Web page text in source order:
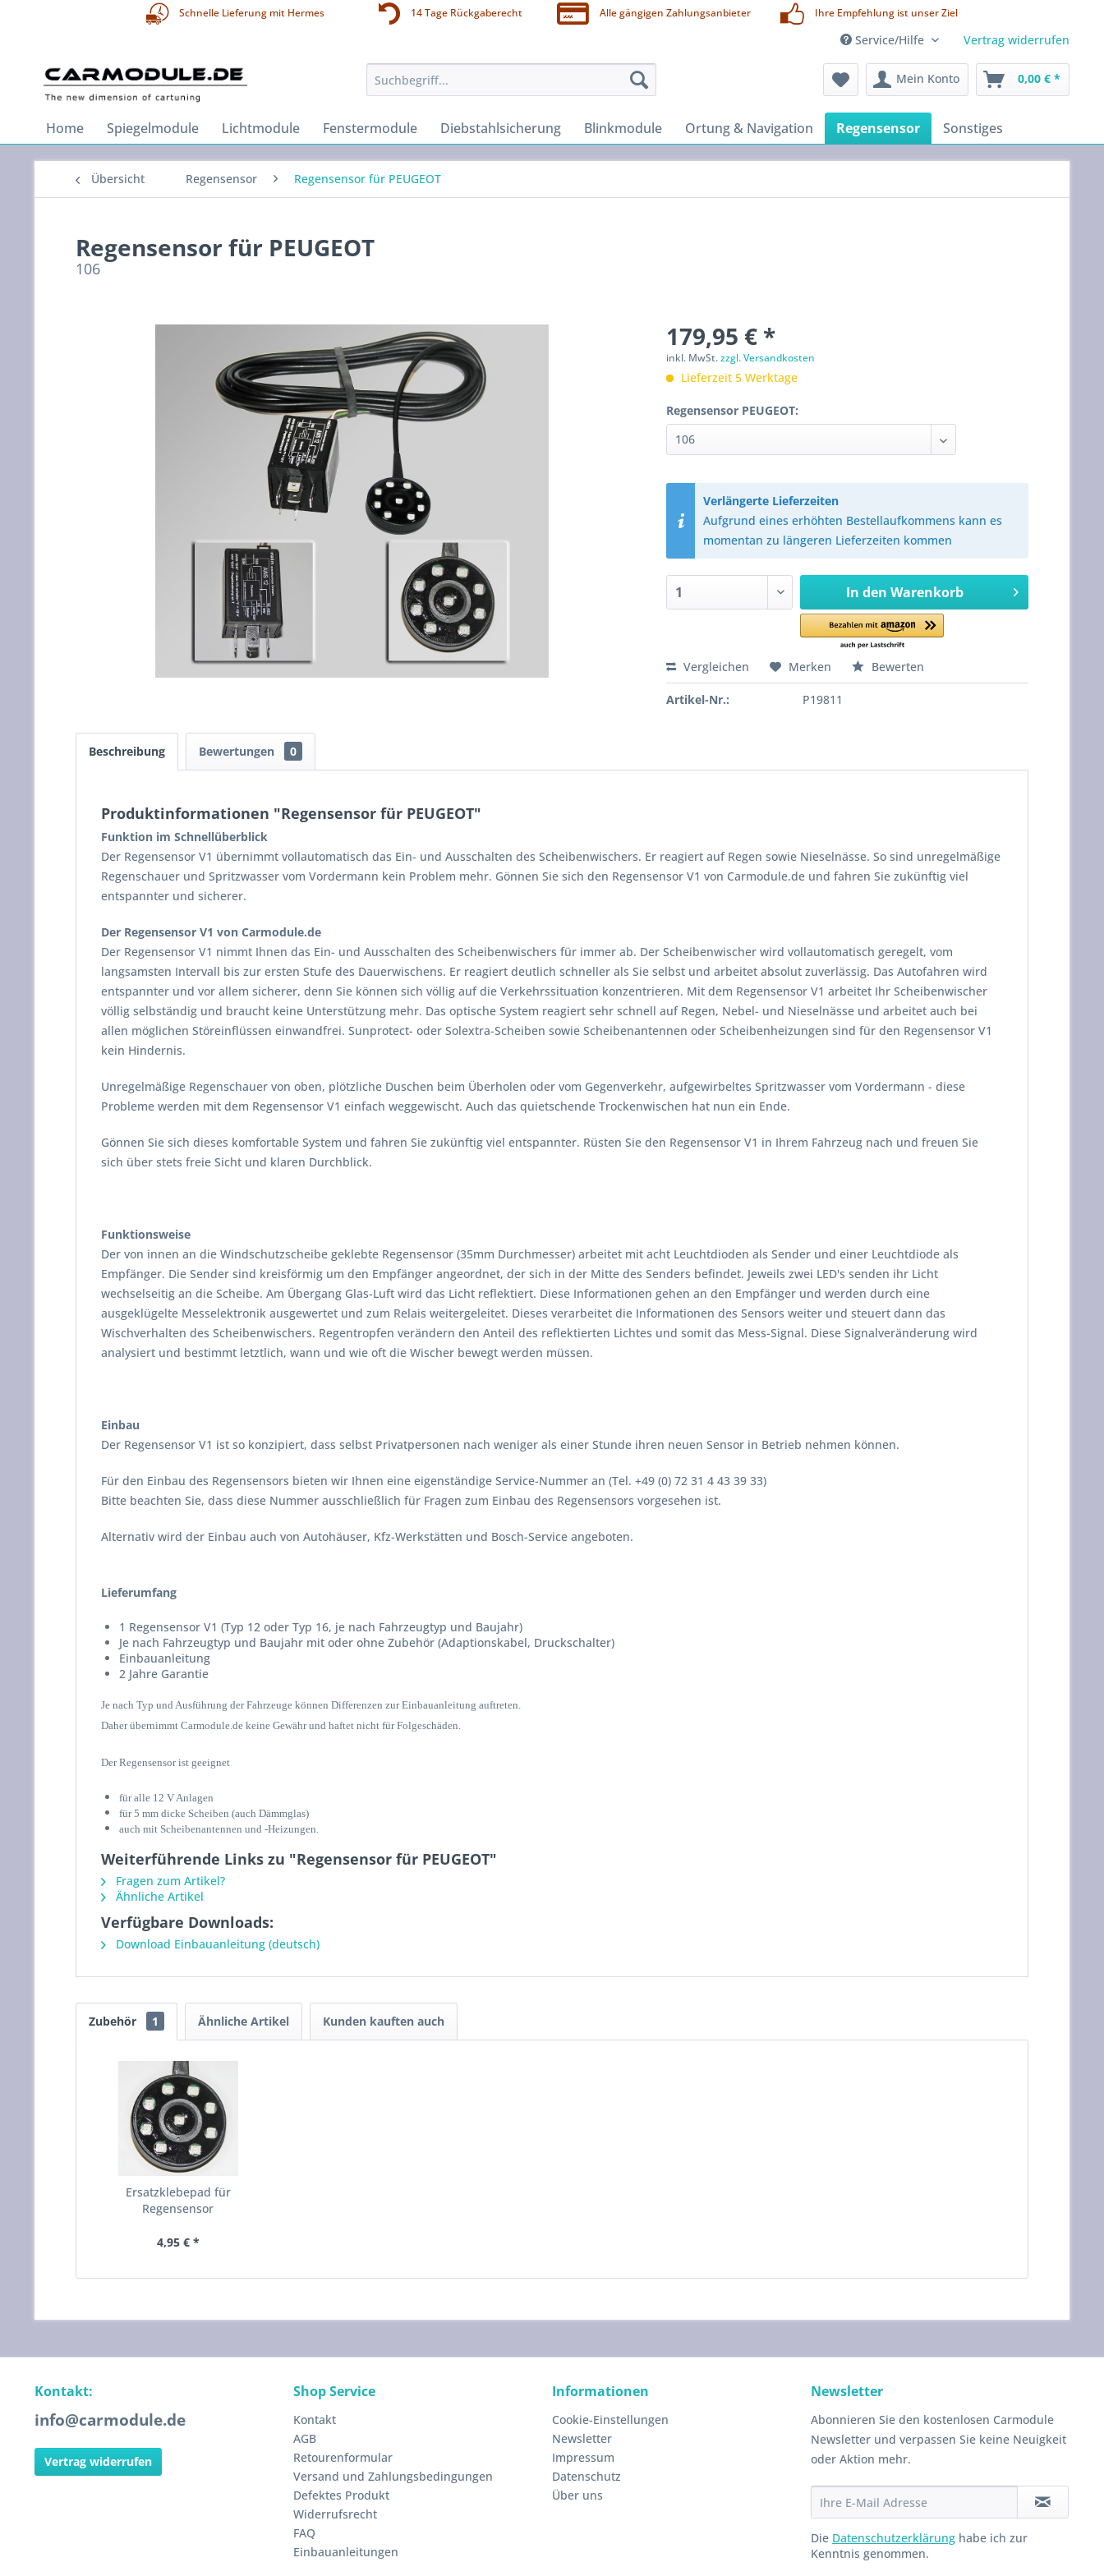
Schnelle Lieferung mit Hermes 14 Tage Rückgaberecht Alle gängigen Zahlungsanbieter Ihre Empfehlung ist unser Ziel
Service/Hilfe Vertrag widerrufen
Mein Konto 0,00 € *
Home Spiegelmodule Lichtmodule Fenstermodule Diebstahlsicherung Blinkmodule Ortung & Navigation Regensensor Sonstiges
Übersicht Regensensor Regensensor für PEUGEOT
Regensensor für PEUGEOT
106
179,95 € *
inkl. MwSt.zzgl. Versandkosten
Lieferzeit 5 Werktage
Regensensor PEUGEOT:
Verlängerte Lieferzeiten
Aufgrund eines erhöhten Bestellaufkommens kann es
momentan zu längeren Lieferzeiten kommen
In den Warenkorb
Vergleichen Merken Bewerten
Artikel-Nr.: P19811
Beschreibung Bewertungen 0
Produktinformationen "Regensensor für PEUGEOT"
Funktion im Schnellüberblick
Der Regensensor V1 übernimmt vollautomatisch das Ein- und Ausschalten des Scheibenwischers. Er reagiert auf Regen sowie Nieselnässe. So sind unregelmäßige
Regenschauer und Spritzwasser vom Vordermann kein Problem mehr. Gönnen Sie sich den Regensensor V1 von Carmodule.de und fahren Sie zukünftig viel
entspannter und sicherer.
Der Regensensor V1 von Carmodule.de
Der Regensensor V1 nimmt Ihnen das Ein- und Ausschalten des Scheibenwischers für immer ab. Der Scheibenwischer wird vollautomatisch geregelt, vom
langsamsten Intervall bis zur ersten Stufe des Dauerwischens. Er reagiert deutlich schneller als Sie selbst und arbeitet absolut zuverlässig. Das Autofahren wird
entspannter und vor allem sicherer, denn Sie können sich völlig auf die Verkehrssituation konzentrieren. Mit dem Regensensor V1 arbeitet Ihr Scheibenwischer
völlig selbständig und braucht keine Unterstützung mehr. Das optische System reagiert sehr schnell auf Regen, Nebel- und Nieselnässe und arbeitet auch bei
allen möglichen Störeinflüssen einwandfrei. Sunprotect- oder Solextra-Scheiben sowie Scheibenantennen oder Scheibenheizungen sind für den Regensensor V1
kein Hindernis.
Unregelmäßige Regenschauer von oben, plötzliche Duschen beim Überholen oder vom Gegenverkehr, aufgewirbeltes Spritzwasser vom Vordermann - diese
Probleme werden mit dem Regensensor V1 einfach weggewischt. Auch das quietschende Trockenwischen hat nun ein Ende.
Gönnen Sie sich dieses komfortable System und fahren Sie zukünftig viel entspannter. Rüsten Sie den Regensensor V1 in Ihrem Fahrzeug nach und freuen Sie
sich über stets freie Sicht und klaren Durchblick.
Funktionsweise
Der von innen an die Windschutzscheibe geklebte Regensensor (35mm Durchmesser) arbeitet mit acht Leuchtdioden als Sender und einer Leuchtdiode als
Empfänger. Die Sender sind kreisförmig um den Empfänger angeordnet, der sich in der Mitte des Senders befindet. Jeweils zwei LED's senden ihr Licht
wechselseitig an die Scheibe. Am Übergang Glas-Luft wird das Licht reflektiert. Diese Informationen gehen an den Empfänger und werden durch eine
ausgeklügelte Messelektronik ausgewertet und zum Relais weitergeleitet. Dieses verarbeitet die Informationen des Sensors weiter und steuert dann das
Wischverhalten des Scheibenwischers. Regentropfen verändern den Anteil des reflektierten Lichtes und somit das Mess-Signal. Diese Signalveränderung wird
analysiert und bestimmt letztlich, wann und wie oft die Wischer bewegt werden müssen.
Einbau
Der Regensensor V1 ist so konzipiert, dass selbst Privatpersonen nach weniger als einer Stunde ihren neuen Sensor in Betrieb nehmen können.
Für den Einbau des Regensensors bieten wir Ihnen eine eigenständige Service-Nummer an (Tel. +49 (0) 72 31 4 43 39 33)
Bitte beachten Sie, dass diese Nummer ausschließlich für Fragen zum Einbau des Regensensors vorgesehen ist.
Alternativ wird der Einbau auch von Autohäuser, Kfz-Werkstätten und Bosch-Service angeboten.
Lieferumfang
1 Regensensor V1 (Typ 12 oder Typ 16, je nach Fahrzeugtyp und Baujahr)
Je nach Fahrzeugtyp und Baujahr mit oder ohne Zubehör (Adaptionskabel, Druckschalter)
Einbauanleitung
2 Jahre Garantie
Je nach Typ und Ausführung der Fahrzeuge können Differenzen zur Einbauanleitung auftreten.
Daher übernimmt Carmodule.de keine Gewähr und haftet nicht für Folgeschäden.
Der Regensensor ist geeignet
für alle 12 V Anlagen
für 5 mm dicke Scheiben (auch Dämmglas)
auch mit Scheibenantennen und -Heizungen.
Weiterführende Links zu "Regensensor für PEUGEOT"
Fragen zum Artikel?
Ähnliche Artikel
Verfügbare Downloads:
Download Einbauanleitung (deutsch)
Zubehör 1 Ähnliche Artikel Kunden kauften auch
Ersatzklebepad für
Regensensor
4,95 € *
Kontakt:
info@carmodule.de
Vertrag widerrufen
Shop Service
Kontakt
AGB
Retourenformular
Versand und Zahlungsbedingungen
Defektes Produkt
Widerrufsrecht
FAQ
Einbauanleitungen
Informationen
Cookie-Einstellungen
Newsletter
Impressum
Datenschutz
Über uns
Newsletter
Abonnieren Sie den kostenlosen Carmodule
Newsletter und verpassen Sie keine Neuigkeit
oder Aktion mehr.
Die Datenschutzerklärung habe ich zur
Kenntnis genommen.